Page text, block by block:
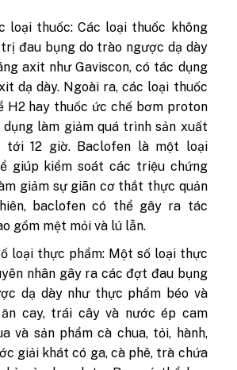
loại thuốc: Các loại thuốc không
trị đau bụng do trào ngược dạ dày
axit như Gaviscon, có tác dụng
dạ dày. Ngoài ra, các loại thuốc
H2 hay thuốc ức chế bơm proton
làm giảm quá trình sản xuất
tới 12 giờ. Baclofen là một loại
giúp kiểm soát các triệu chứng
giảm sự giãn cơ thắt thực quản
baclofen có thể gây ra tác
gồm mệt mỏi và lú lẫn.
loại thực phẩm: Một số loại thực
nhân gây ra các đợt đau bụng
dạ dày như thực phẩm béo và
cay, trái cây và nước ép cam
và sản phẩm cà chua, tỏi, hành,
giải khát có ga, cà phê, trà chứa